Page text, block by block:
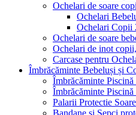
Ochelari de soare
Ochelari
Ochelari Copii
Ochelari de soare
Ochelari de inot
Carcase pentru
Îmbrăcăminte Bebeluși și
Îmbrăcăminte Piscină
Îmbrăcăminte Piscină
Palarii Protectie Soare
Bandane si Sepci